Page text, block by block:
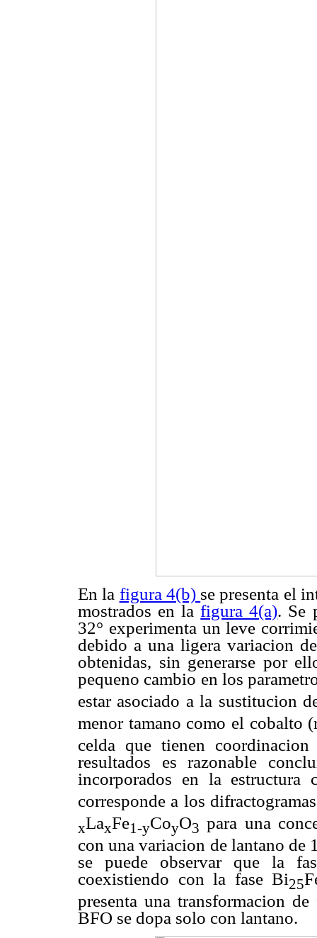
En la figura 4(b) se presenta el
mostrados en lafigura 4(a). Se
32° experimenta un leve
debido a una ligera variacion
obtenidas, sin generarse por
pequeno cambio en los
estar asociado a la sustitucion
menor tamano como el cobalto
celda que tienen
resultados es razonable
incorporados en la estructura
corresponde a los
xLaxFe1-yCoyO3 para una
con una variacion de lantano de
se puede observar que la
coexistiendo con la fase Bi25
presenta una transformacion
BFO se dopa solo con lantano.